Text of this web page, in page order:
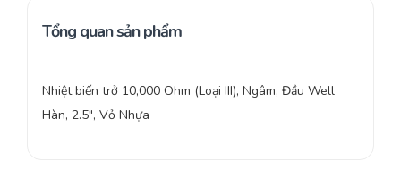
Tổng quan sản phẩm
Nhiệt biến trở 10,000 Ohm (Loại III), Ngâm, Đầu Well
Hàn, 2.5″, Vỏ Nhựa